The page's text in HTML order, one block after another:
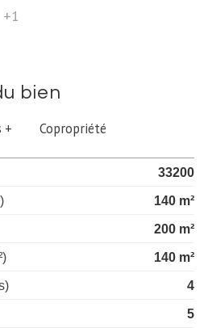
+1
bien
+
Copropriété
33200
140 m²
200 m²
140 m²
4
5